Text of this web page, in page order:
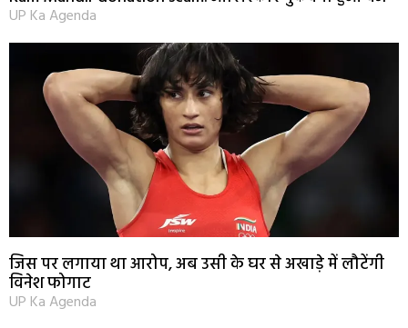
UP Ka Agenda
जिस पर लगाया था आरोप, अब उसी के घर से अखाड़े में लौटेंगी
विनेश फोगाट
UP Ka Agenda